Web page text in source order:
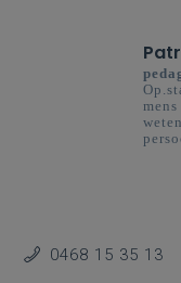
0468 15 35 13